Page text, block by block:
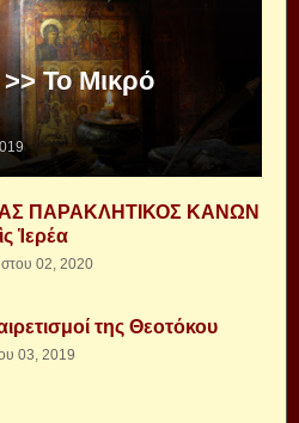
Το Μικρό
ΠΑΡΑΚΛΗΤΙΚΟΣ ΚΑΝΩΝ
Ἱερέα
02, 2020
της Θεοτόκου
03, 2019